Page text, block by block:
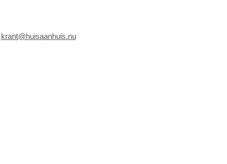
krant@huisaanhuis.nu